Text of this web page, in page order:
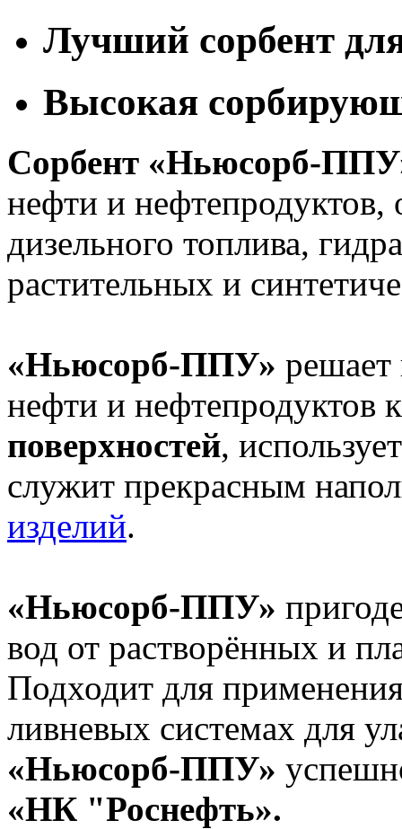
Лучший сорбент
Высокая
Сорбент «Ньюсорб-
нефти и нефтепродуктов,
дизельного топлива,
растительных и
«Ньюсорб-ППУ» решает
нефти и нефтепродуктов
поверхностей,
служит прекрасным
изделий.
«Ньюсорб-ППУ»
вод от растворённых и
Подходит для
ливневых системах для
«Ньюсорб-ППУ»
«НК "Роснефть».